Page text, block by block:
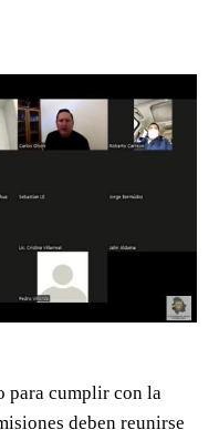
para cumplir con la
deben reunirse